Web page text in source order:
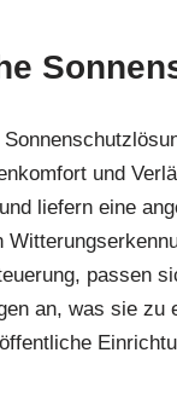
und
liefern eine
passen
an, was sie